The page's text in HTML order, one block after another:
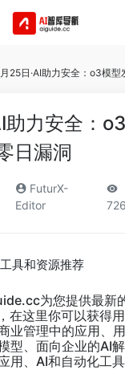
25日·AI助力安全：o3模
助力安全：
日漏洞
FuturX-
Editor
726
具和资源推荐
为您提供最新
在这里你可以获得
业管理中的应用、
型、面向企业的AI
用、AI和自动化工具